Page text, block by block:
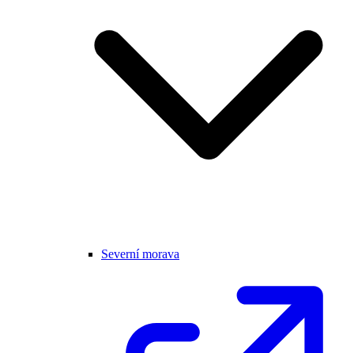
Severní morava